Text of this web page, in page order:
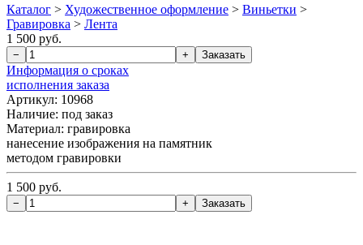
Каталог > Художественное оформление > Виньетки >
Гравировка > Лента
1 500 руб.
Информация о сроках
исполнения заказа
Артикул: 10968
Наличие: под заказ
Материал: гравировка
нанесение изображения на памятник
методом гравировки
1 500 руб.